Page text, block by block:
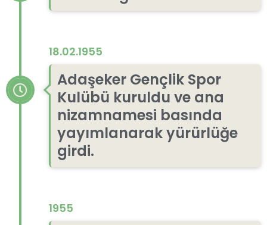
18.02.1955
Adaşeker Gençlik Spor
Kulübü kuruldu ve ana
nizamnamesi basında
yayımlanarak yürürlüğe
girdi.
1955